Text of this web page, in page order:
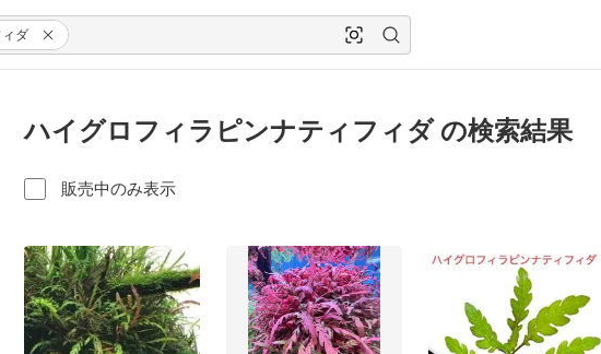
ダ
ハイグロフィラピンナティフィダ の検索結果
販売中のみ表示